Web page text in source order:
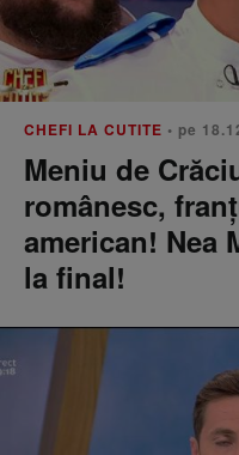
CHEFI LA CUTITE • pe
Meniu de
românesc,
american! Nea
la final!